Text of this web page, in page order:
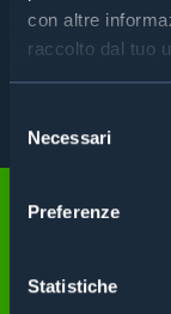
con altre
raccolto dal tuo
del
consenso
Necessari
Preferenze
Statistiche
SPECIFICHE
Non